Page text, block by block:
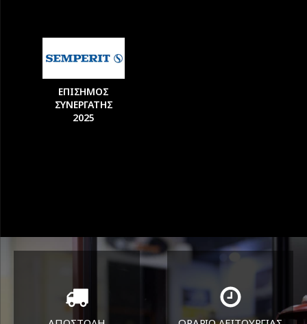
ΕΠΙΣΗΜΟΣ
ΣΥΝΕΡΓΑΤΗΣ
2025